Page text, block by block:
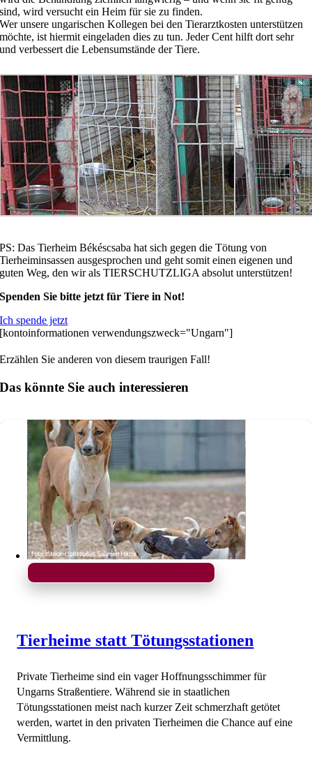
sind, wird versucht ein Heim für sie zu finden.
Wer unsere ungarischen Kollegen bei den Tierarztkosten unterstützen
möchte, ist hiermit eingeladen dies zu tun. Jeder Cent hilft dort sehr
und verbessert die Lebensumstände der Tiere.
PS: Das Tierheim Békéscsaba hat sich gegen die Tötung von
Tierheiminsassen ausgesprochen und geht somit einen eigenen und
guten Weg, den wir als TIERSCHUTZLIGA absolut unterstützen!
Spenden Sie bitte jetzt für Tiere in Not!
Ich spende jetzt
[kontoinformationen verwendungszweck="Ungarn"]
Erzählen Sie anderen von diesem traurigen Fall!
Das könnte Sie auch interessieren
Tierheime statt Tötungsstationen
Private Tierheime sind ein vager Hoffnungsschimmer für
Ungarns Straßentiere. Während sie in staatlichen
Tötungsstationen meist nach kurzer Zeit schmerzhaft getötet
werden, wartet in den privaten Tierheimen die Chance auf eine
Vermittlung.